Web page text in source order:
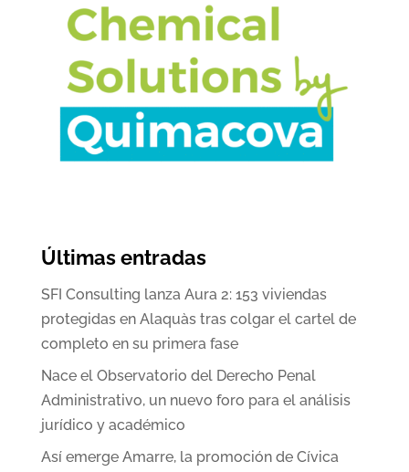
Últimas entradas
SFI Consulting lanza Aura 2: 153 viviendas
protegidas en Alaquàs tras colgar el cartel de
completo en su primera fase
Nace el Observatorio del Derecho Penal
Administrativo, un nuevo foro para el análisis
jurídico y académico
Así emerge Amarre, la promoción de Cívica